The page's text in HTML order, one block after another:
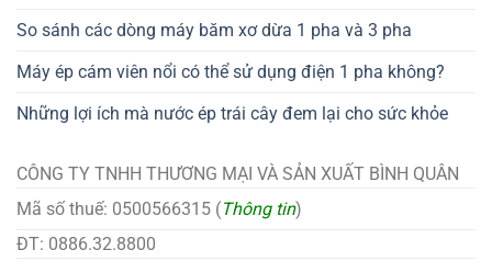
So sánh các dòng máy băm xơ dừa 1 pha và 3 pha
Máy ép cám viên nổi có thể sử dụng điện 1 pha không?
Những lợi ích mà nước ép trái cây đem lại cho sức khỏe
CÔNG TY TNHH THƯƠNG MẠI VÀ SẢN XUẤT BÌNH QUÂN
Mã số thuế: 0500566315 (Thông tin)
ĐT: 0886.32.8800